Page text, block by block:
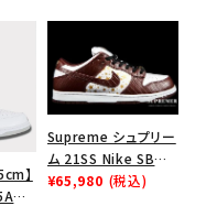
】
Supreme シュプリー
ム 21SS Nike SB
Dunk Low ナイキSB
¥65,980 (税込)